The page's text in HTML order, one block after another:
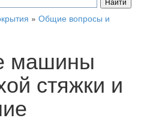
» Общие вопросы и
машины
стяжки и